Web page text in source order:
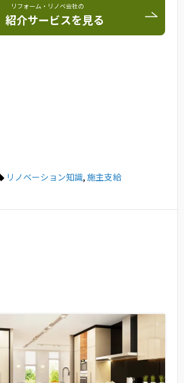
リフォーム・リノベ会社の
紹介サービスを見る
リノベーション知識, 施主支給